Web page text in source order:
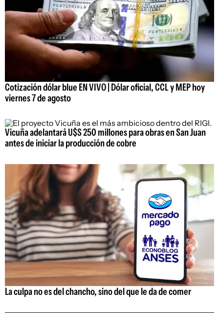
Cotización dólar blue EN VIVO | Dólar oficial, CCL y MEP hoy
viernes 7 de agosto
Vicuña adelantará U$S 250 millones para obras en San Juan
antes de iniciar la producción de cobre
La culpa no es del chancho, sino del que le da de comer